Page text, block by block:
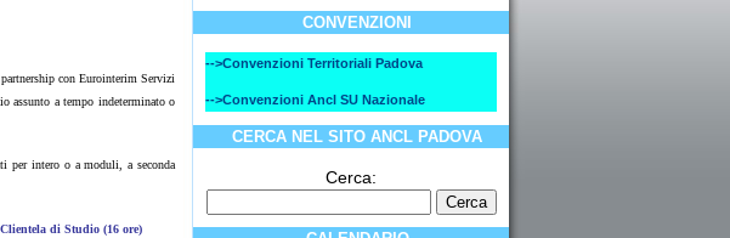
partnership con Eurointerim Servizi
assunto a tempo indeterminato o
per intero o a moduli, a seconda
di Studio (16 ore)
CONVENZIONI
-->Convenzioni Territoriali Padova
-->Convenzioni Ancl SU Nazionale
CERCA NEL SITO ANCL PADOVA
Cerca: